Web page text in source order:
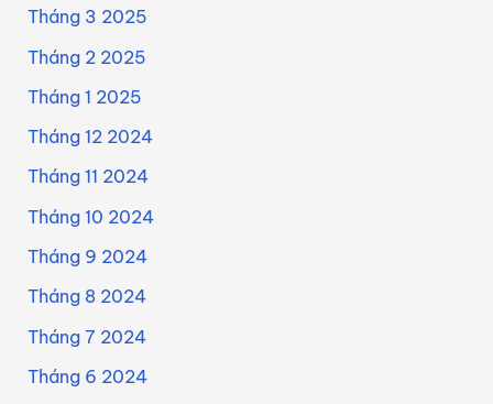
Tháng 3 2025
Tháng 2 2025
Tháng 1 2025
Tháng 12 2024
Tháng 11 2024
Tháng 10 2024
Tháng 9 2024
Tháng 8 2024
Tháng 7 2024
Tháng 6 2024